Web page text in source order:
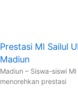
Prestasi MI Sailul
Madiun
Madiun – Siswa-siswi
menorehkan prestasi